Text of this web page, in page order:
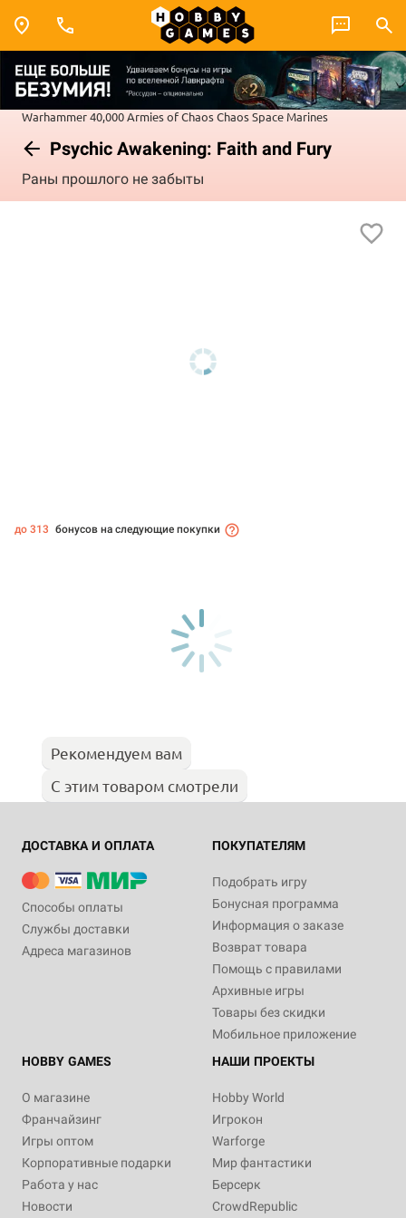
Warhammer 40,000Armies of ChaosChaos Space Marines
Psychic Awakening: Faith and Fury
Раны прошлого не забыты
до 313 бонусов на следующие покупки
Рекомендуем вам
С этим товаром смотрели
ДОСТАВКА И ОПЛАТА
Способы оплаты
Службы доставки
Адреса магазинов
ПОКУПАТЕЛЯМ
Подобрать игру
Бонусная программа
Информация о заказе
Возврат товара
Помощь с правилами
Архивные игры
Товары без скидки
Мобильное приложение
HOBBY GAMES
О магазине
Франчайзинг
Игры оптом
Корпоративные подарки
Работа у нас
Новости
НАШИ ПРОЕКТЫ
Hobby World
Игрокон
Warforge
Мир фантастики
Берсерк
CrowdRepublic